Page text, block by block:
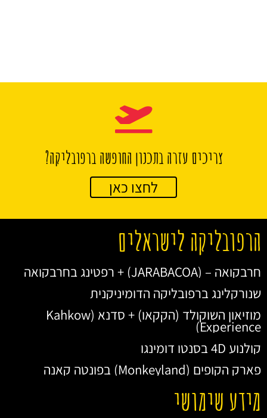
צריכים עזרה בתכנון החופשה ברפובליקה?
לחצו כאן
הרפובליקה לישראלים
חרבקואה – (JARABACOA) + רפטינג בחרבקואה
שנורקלינג ברפובליקה הדומיניקנית
מוזיאון השוקולד (הקקאו) + סדנא (Kahkow
Experience)
קולנוע 4D בסנטו דומינגו
פארק הקופים (Monkeyland) בפונטה קאנה
מידע שימושי